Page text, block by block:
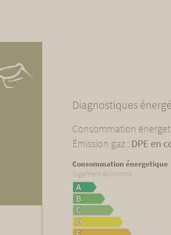
Diagnostiques
Consommation
Émission gaz : DPE en
Consommation énergetique
logement économe